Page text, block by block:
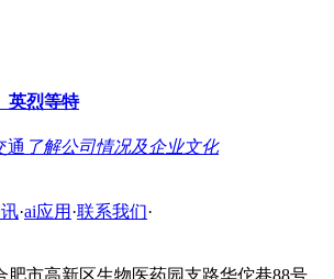
英烈等特
通 了解公司情况及企业文化
·ai应用 ·联系我们·
肥市高新区生物医药园支路华佗巷88号